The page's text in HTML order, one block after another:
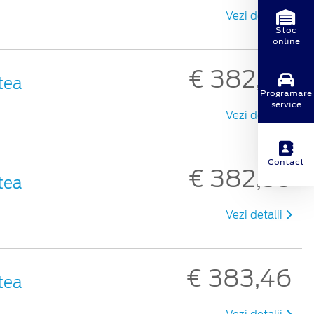
Vezi detalii
€ 382,35
Vezi detalii
€ 382,35
Vezi detalii
€ 383,46
Stoc
online
Programare
service
Contact